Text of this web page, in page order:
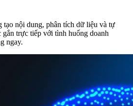
tạo nội dung, phân tích dữ liệu và tự
trực tiếp với tình huống doanh
ngay.